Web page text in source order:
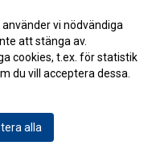
2016-01-15 17:29
vi nödvändiga
att stänga av.
cookies, t.ex. för statistik
du vill acceptera dessa.
alla